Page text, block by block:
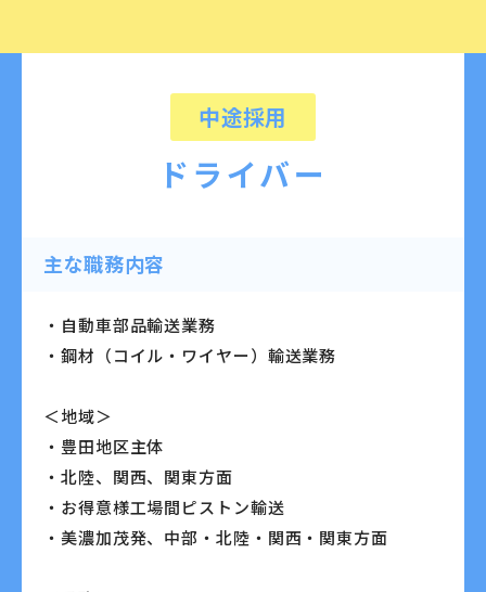
中途採用
ドライバー
主な職務内容
・自動車部品輸送業務
・鋼材（コイル・ワイヤー）輸送業務
＜地域＞
・豊田地区主体
・北陸、関西、関東方面
・お得意様工場間ピストン輸送
・美濃加茂発、中部・北陸・関西・関東方面